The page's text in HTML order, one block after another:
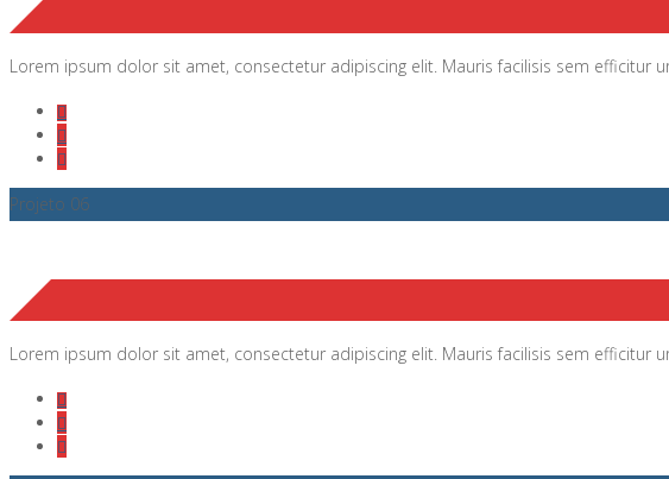
Lorem ipsum dolor sit amet, consectetur adipiscing elit. Mauris facilisis sem efficitur
Projeto 06
Lorem ipsum dolor sit amet, consectetur adipiscing elit. Mauris facilisis sem efficitur